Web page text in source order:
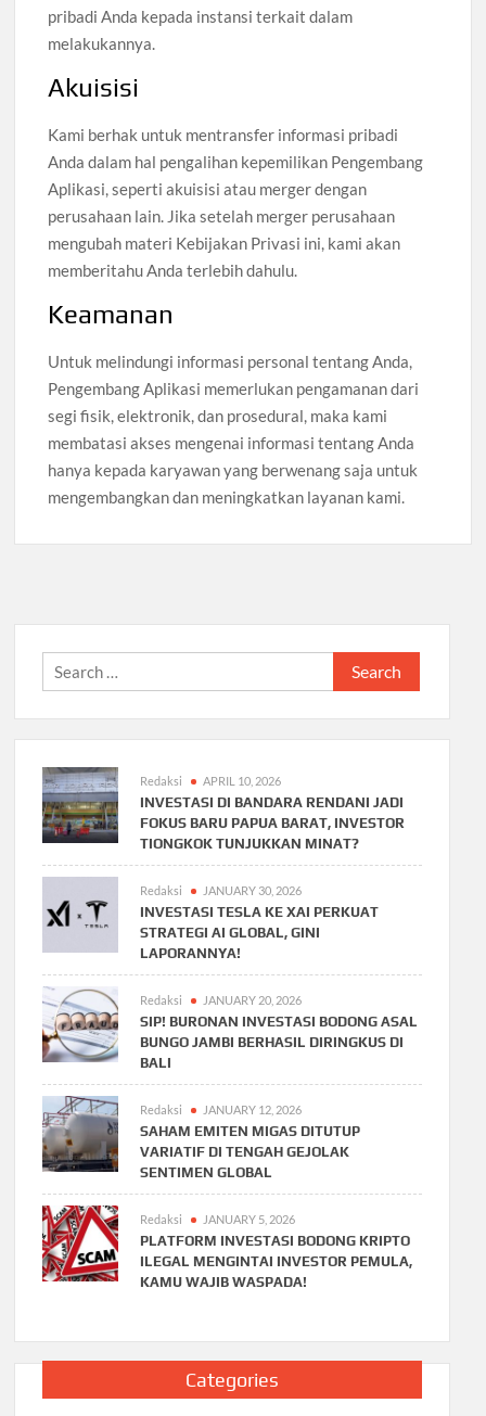
pribadi Anda kepada instansi terkait dalam
melakukannya.
Akuisisi
Kami berhak untuk mentransfer informasi pribadi
Anda dalam hal pengalihan kepemilikan Pengembang
Aplikasi, seperti akuisisi atau merger dengan
perusahaan lain. Jika setelah merger perusahaan
mengubah materi Kebijakan Privasi ini, kami akan
memberitahu Anda terlebih dahulu.
Keamanan
Untuk melindungi informasi personal tentang Anda,
Pengembang Aplikasi memerlukan pengamanan dari
segi fisik, elektronik, dan prosedural, maka kami
membatasi akses mengenai informasi tentang Anda
hanya kepada karyawan yang berwenang saja untuk
mengembangkan dan meningkatkan layanan kami.
Search
for:
Redaksi APRIL 10, 2026
INVESTASI DI BANDARA RENDANI JADI
FOKUS BARU PAPUA BARAT, INVESTOR
TIONGKOK TUNJUKKAN MINAT?
Redaksi JANUARY 30, 2026
INVESTASI TESLA KE XAI PERKUAT
STRATEGI AI GLOBAL, GINI
LAPORANNYA!
Redaksi JANUARY 20, 2026
SIP! BURONAN INVESTASI BODONG ASAL
BUNGO JAMBI BERHASIL DIRINGKUS DI
BALI
Redaksi JANUARY 12, 2026
SAHAM EMITEN MIGAS DITUTUP
VARIATIF DI TENGAH GEJOLAK
SENTIMEN GLOBAL
Redaksi JANUARY 5, 2026
PLATFORM INVESTASI BODONG KRIPTO
ILEGAL MENGINTAI INVESTOR PEMULA,
KAMU WAJIB WASPADA!
Categories